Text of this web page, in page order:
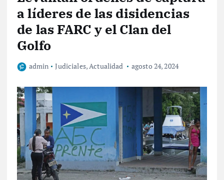
a líderes de las disidencias
de las FARC y el Clan del
Golfo
admin Judiciales,Actualidad agosto 24, 2024